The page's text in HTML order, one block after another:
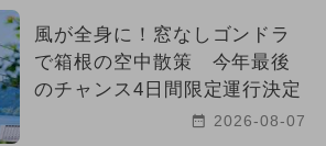
風が全身に！窓なしゴンドラ
で箱根の空中散策 今年最後
のチャンス4日間限定運行決定
2026-08-07